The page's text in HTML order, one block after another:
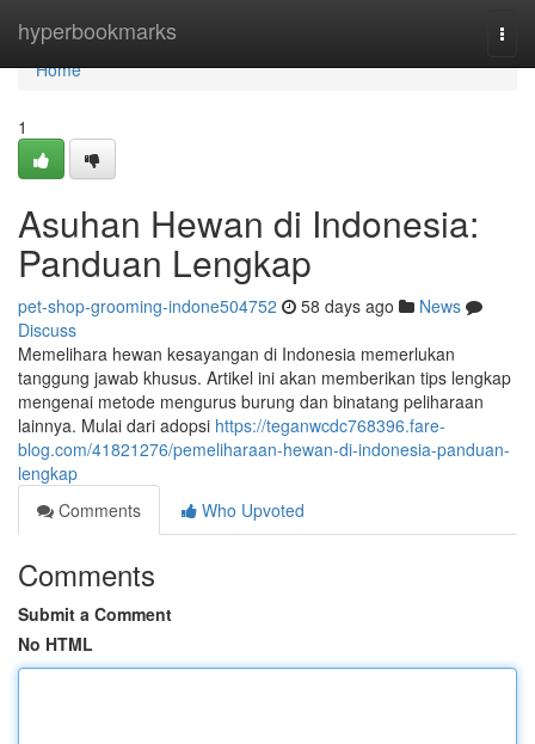
hyperbookmarks
Home
Home
1
Asuhan Hewan di Indonesia:
Panduan Lengkap
pet-shop-grooming-indone504752 58 days ago
News
Discuss
Memelihara hewan kesayangan di Indonesia memerlukan
tanggung jawab khusus. Artikel ini akan memberikan tips lengkap
mengenai metode mengurus burung dan binatang peliharaan
lainnya. Mulai dari adopsi https://teganwcdc768396.fare-
blog.com/41821276/pemeliharaan-hewan-di-indonesia-panduan-
lengkap
Comments
Who Upvoted
Comments
Submit a Comment
No HTML